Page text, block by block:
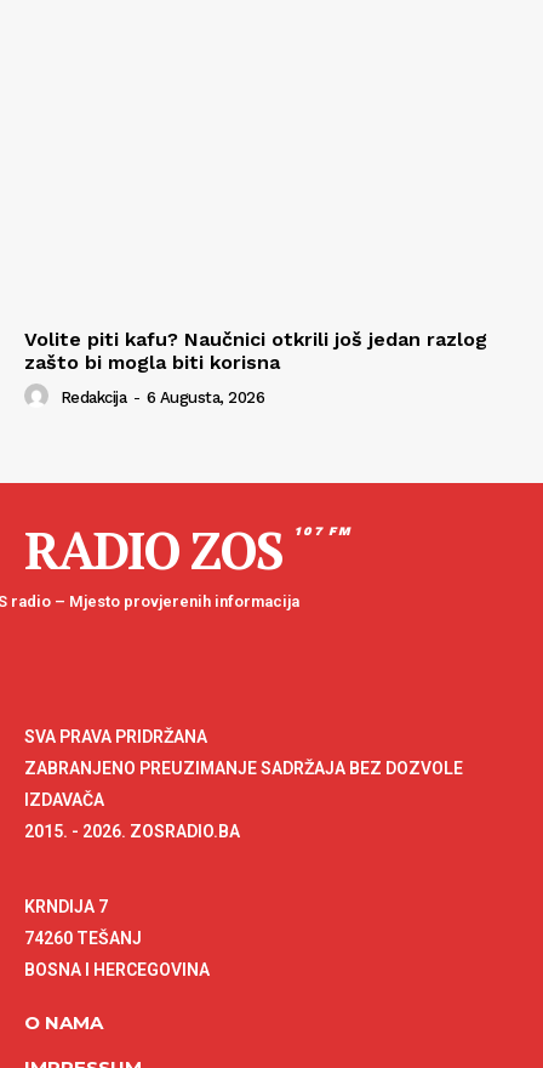
Volite piti kafu? Naučnici otkrili još jedan razlog
zašto bi mogla biti korisna
Redakcija - 6 Augusta, 2026
RADIO ZOS 107 FM
radio – Mjesto provjerenih informacija
SVA PRAVA PRIDRŽANA
ZABRANJENO PREUZIMANJE SADRŽAJA BEZ DOZVOLE
IZDAVAČA
2015. - 2026. ZOSRADIO.BA
KRNDIJA 7
74260 TEŠANJ
BOSNA I HERCEGOVINA
O NAMA